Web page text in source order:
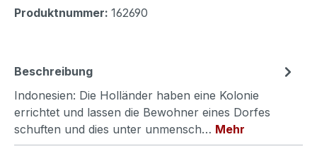
Produktnummer: 162690
Beschreibung
Indonesien: Die Holländer haben eine Kolonie
errichtet und lassen die Bewohner eines Dorfes
schuften und dies unter unmensch… Mehr